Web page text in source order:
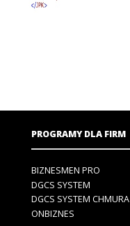
PROGRAMY DLA FIRM
BIZNESMEN PRO
DGCS SYSTEM
DGCS SYSTEM CHMURA
ONBIZNES